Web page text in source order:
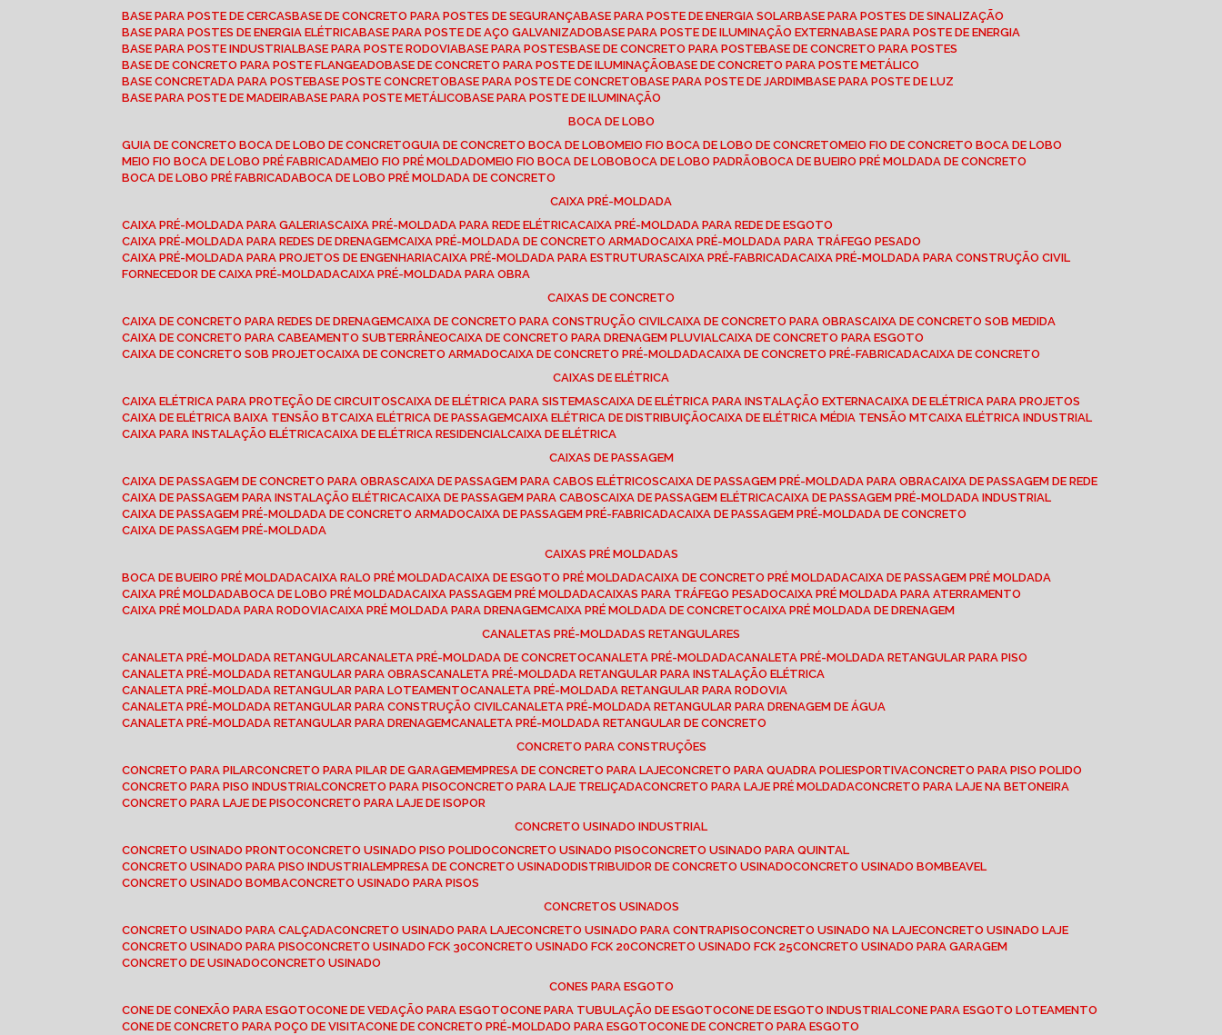
BASE PARA POSTE DE CERCAS BASE DE CONCRETO PARA POSTES DE SEGURANÇA BASE PARA POSTE DE ENERGIA SOLAR BASE PARA POSTES DE SINALIZAÇÃO
BASE PARA POSTES DE ENERGIA ELÉTRICA BASE PARA POSTE DE AÇO GALVANIZADO BASE PARA POSTE DE ILUMINAÇÃO EXTERNA BASE PARA POSTE DE ENERGIA
BASE PARA POSTE INDUSTRIAL BASE PARA POSTE RODOVIA BASE PARA POSTES BASE DE CONCRETO PARA POSTE BASE DE CONCRETO PARA POSTES
BASE DE CONCRETO PARA POSTE FLANGEADO BASE DE CONCRETO PARA POSTE DE ILUMINAÇÃO BASE DE CONCRETO PARA POSTE METÁLICO
BASE CONCRETADA PARA POSTE BASE POSTE CONCRETO BASE PARA POSTE DE CONCRETO BASE PARA POSTE DE JARDIM BASE PARA POSTE DE LUZ
BASE PARA POSTE DE MADEIRA BASE PARA POSTE METÁLICO BASE PARA POSTE DE ILUMINAÇÃO
BOCA DE LOBO
GUIA DE CONCRETO BOCA DE LOBO DE CONCRETO
GUIA DE CONCRETO BOCA DE LOBO MEIO FIO BOCA DE LOBO DE CONCRETO
MEIO FIO DE CONCRETO BOCA DE LOBO
MEIO FIO BOCA DE LOBO PRÉ FABRICADA
MEIO FIO PRÉ MOLDADO MEIO FIO BOCA DE LOBO BOCA DE LOBO PADRÃO BOCA DE BUEIRO PRÉ MOLDADA DE CONCRETO
BOCA DE LOBO PRÉ FABRICADA BOCA DE LOBO PRÉ MOLDADA DE CONCRETO
CAIXA PRÉ-MOLDADA
CAIXA PRÉ-MOLDADA PARA GALERIAS CAIXA PRÉ-MOLDADA PARA REDE ELÉTRICA CAIXA PRÉ-MOLDADA PARA REDE DE ESGOTO
CAIXA PRÉ-MOLDADA PARA REDES DE DRENAGEM CAIXA PRÉ-MOLDADA DE CONCRETO ARMADO CAIXA PRÉ-MOLDADA PARA TRÁFEGO PESADO
CAIXA PRÉ-MOLDADA PARA PROJETOS DE ENGENHARIA CAIXA PRÉ-MOLDADA PARA ESTRUTURAS CAIXA PRÉ-FABRICADA CAIXA PRÉ-MOLDADA PARA CONSTRUÇÃO CIVIL
FORNECEDOR DE CAIXA PRÉ-MOLDADA CAIXA PRÉ-MOLDADA PARA OBRA
CAIXAS DE CONCRETO
CAIXA DE CONCRETO PARA REDES DE DRENAGEM CAIXA DE CONCRETO PARA CONSTRUÇÃO CIVIL CAIXA DE CONCRETO PARA OBRAS CAIXA DE CONCRETO SOB MEDIDA
CAIXA DE CONCRETO PARA CABEAMENTO SUBTERRÂNEO CAIXA DE CONCRETO PARA DRENAGEM PLUVIAL CAIXA DE CONCRETO PARA ESGOTO
CAIXA DE CONCRETO SOB PROJETO CAIXA DE CONCRETO ARMADO CAIXA DE CONCRETO PRÉ-MOLDADA CAIXA DE CONCRETO PRÉ-FABRICADA CAIXA DE CONCRETO
CAIXAS DE ELÉTRICA
CAIXA ELÉTRICA PARA PROTEÇÃO DE CIRCUITOS CAIXA DE ELÉTRICA PARA SISTEMAS CAIXA DE ELÉTRICA PARA INSTALAÇÃO EXTERNA CAIXA DE ELÉTRICA PARA PROJETOS
CAIXA DE ELÉTRICA BAIXA TENSÃO BT CAIXA ELÉTRICA DE PASSAGEM CAIXA ELÉTRICA DE DISTRIBUIÇÃO CAIXA DE ELÉTRICA MÉDIA TENSÃO MT CAIXA ELÉTRICA INDUSTRIAL
CAIXA PARA INSTALAÇÃO ELÉTRICA CAIXA DE ELÉTRICA RESIDENCIAL CAIXA DE ELÉTRICA
CAIXAS DE PASSAGEM
CAIXA DE PASSAGEM DE CONCRETO PARA OBRAS CAIXA DE PASSAGEM PARA CABOS ELÉTRICOS CAIXA DE PASSAGEM PRÉ-MOLDADA PARA OBRA CAIXA DE PASSAGEM DE REDE
CAIXA DE PASSAGEM PARA INSTALAÇÃO ELÉTRICA CAIXA DE PASSAGEM PARA CABOS CAIXA DE PASSAGEM ELÉTRICA CAIXA DE PASSAGEM PRÉ-MOLDADA INDUSTRIAL
CAIXA DE PASSAGEM PRÉ-MOLDADA DE CONCRETO ARMADO CAIXA DE PASSAGEM PRÉ-FABRICADA CAIXA DE PASSAGEM PRÉ-MOLDADA DE CONCRETO
CAIXA DE PASSAGEM PRÉ-MOLDADA
CAIXAS PRÉ MOLDADAS
BOCA DE BUEIRO PRÉ MOLDADA CAIXA RALO PRÉ MOLDADA CAIXA DE ESGOTO PRÉ MOLDADA CAIXA DE CONCRETO PRÉ MOLDADA CAIXA DE PASSAGEM PRÉ MOLDADA
CAIXA PRÉ MOLDADA BOCA DE LOBO PRÉ MOLDADA CAIXA PASSAGEM PRÉ MOLDADA CAIXAS PARA TRÁFEGO PESADO CAIXA PRÉ MOLDADA PARA ATERRAMENTO
CAIXA PRÉ MOLDADA PARA RODOVIA CAIXA PRÉ MOLDADA PARA DRENAGEM CAIXA PRÉ MOLDADA DE CONCRETO CAIXA PRÉ MOLDADA DE DRENAGEM
CANALETAS PRÉ-MOLDADAS RETANGULARES
CANALETA PRÉ-MOLDADA RETANGULAR CANALETA PRÉ-MOLDADA DE CONCRETO CANALETA PRÉ-MOLDADA CANALETA PRÉ-MOLDADA RETANGULAR PARA PISO
CANALETA PRÉ-MOLDADA RETANGULAR PARA OBRAS CANALETA PRÉ-MOLDADA RETANGULAR PARA INSTALAÇÃO ELÉTRICA
CANALETA PRÉ-MOLDADA RETANGULAR PARA LOTEAMENTO CANALETA PRÉ-MOLDADA RETANGULAR PARA RODOVIA
CANALETA PRÉ-MOLDADA RETANGULAR PARA CONSTRUÇÃO CIVIL CANALETA PRÉ-MOLDADA RETANGULAR PARA DRENAGEM DE ÁGUA
CANALETA PRÉ-MOLDADA RETANGULAR PARA DRENAGEM CANALETA PRÉ-MOLDADA RETANGULAR DE CONCRETO
CONCRETO PARA CONSTRUÇÕES
CONCRETO PARA PILAR CONCRETO PARA PILAR DE GARAGEM EMPRESA DE CONCRETO PARA LAJE CONCRETO PARA QUADRA POLIESPORTIVA CONCRETO PARA PISO POLIDO
CONCRETO PARA PISO INDUSTRIAL CONCRETO PARA PISO CONCRETO PARA LAJE TRELIÇADA CONCRETO PARA LAJE PRÉ MOLDADA CONCRETO PARA LAJE NA BETONEIRA
CONCRETO PARA LAJE DE PISO CONCRETO PARA LAJE DE ISOPOR
CONCRETO USINADO INDUSTRIAL
CONCRETO USINADO PRONTO CONCRETO USINADO PISO POLIDO CONCRETO USINADO PISO CONCRETO USINADO PARA QUINTAL
CONCRETO USINADO PARA PISO INDUSTRIAL EMPRESA DE CONCRETO USINADO DISTRIBUIDOR DE CONCRETO USINADO CONCRETO USINADO BOMBEAVEL
CONCRETO USINADO BOMBA CONCRETO USINADO PARA PISOS
CONCRETOS USINADOS
CONCRETO USINADO PARA CALÇADA CONCRETO USINADO PARA LAJE CONCRETO USINADO PARA CONTRAPISO CONCRETO USINADO NA LAJE CONCRETO USINADO LAJE
CONCRETO USINADO PARA PISO CONCRETO USINADO FCK 30 CONCRETO USINADO FCK 20 CONCRETO USINADO FCK 25 CONCRETO USINADO PARA GARAGEM
CONCRETO DE USINADO CONCRETO USINADO
CONES PARA ESGOTO
CONE DE CONEXÃO PARA ESGOTO CONE DE VEDAÇÃO PARA ESGOTO CONE PARA TUBULAÇÃO DE ESGOTO CONE DE ESGOTO INDUSTRIAL CONE PARA ESGOTO LOTEAMENTO
CONE DE CONCRETO PARA POÇO DE VISITA CONE DE CONCRETO PRÉ-MOLDADO PARA ESGOTO CONE DE CONCRETO PARA ESGOTO